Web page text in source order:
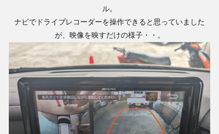
ル。
ナビでドライブレコーダーを操作できると思っていました
が、映像を映すだけの様子・・。